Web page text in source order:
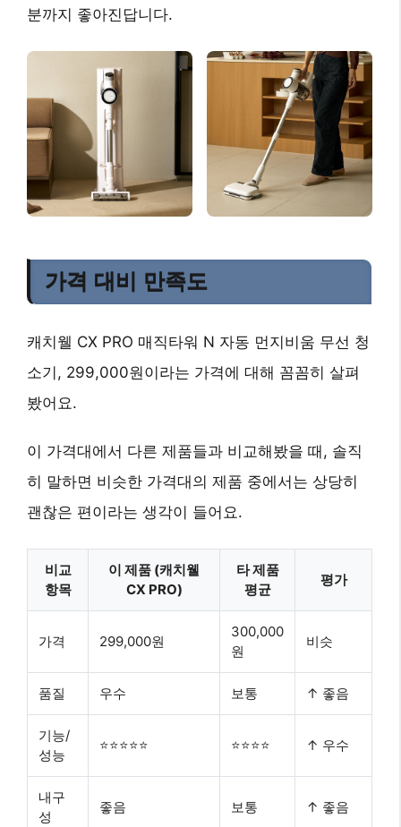
분까지 좋아진답니다.
가격 대비 만족도
캐치웰 CX PRO 매직타워 N 자동 먼지비움 무선 청
소기, 299,000원이라는 가격에 대해 꼼꼼히 살펴
봤어요.
이 가격대에서 다른 제품들과 비교해봤을 때, 솔직
히 말하면 비슷한 가격대의 제품 중에서는 상당히
괜찮은 편이라는 생각이 들어요.
비교
항목
이 제품 (캐치웰
CX PRO)
타 제품
평균
평가
가격 299,000원
300,000
원
비슷
품질 우수 보통 ↑ 좋음
기능/
성능
⭐⭐⭐⭐⭐ ⭐⭐⭐⭐ ↑ 우수
내구
성
좋음 보통 ↑ 좋음